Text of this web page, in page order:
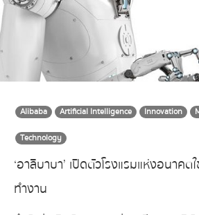
Alibaba Artificial Intelligence Innovation
Technology
‘อาลีบาบา’ เปิดตัวโรงแรมแห่งอนาคต
ทำงาน